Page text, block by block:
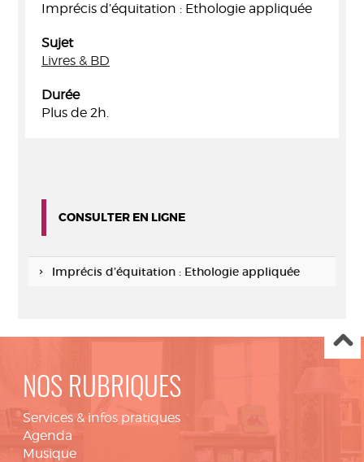
Imprécis d’équitation : Ethologie appliquée
Sujet
Livres & BD
Durée
Plus de 2h.
CONSULTER EN LIGNE
Imprécis d’équitation : Ethologie appliquée
NOS RUBRIQUES
Services & infos pratiques
Agenda
Musique